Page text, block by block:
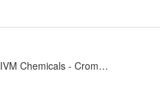
IVM Chemicals - Croma-Lacke